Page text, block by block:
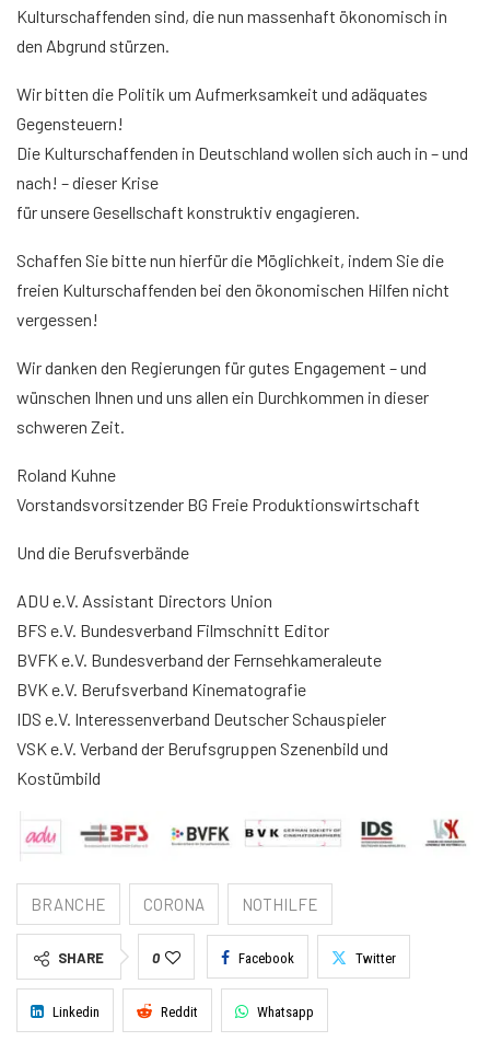
Kulturschaffenden sind, die nun massenhaft ökonomisch in
den Abgrund stürzen.
Wir bitten die Politik um Aufmerksamkeit und adäquates
Gegensteuern!
Die Kulturschaffenden in Deutschland wollen sich auch in – und
nach! – dieser Krise
für unsere Gesellschaft konstruktiv engagieren.
Schaffen Sie bitte nun hierfür die Möglichkeit, indem Sie die
freien Kulturschaffenden bei den ökonomischen Hilfen nicht
vergessen!
Wir danken den Regierungen für gutes Engagement – und
wünschen Ihnen und uns allen ein Durchkommen in dieser
schweren Zeit.
Roland Kuhne
Vorstandsvorsitzender BG Freie Produktionswirtschaft
Und die Berufsverbände
ADU e.V. Assistant Directors Union
BFS e.V. Bundesverband Filmschnitt Editor
BVFK e.V. Bundesverband der Fernsehkameraleute
BVK e.V. Berufsverband Kinematografie
IDS e.V. Interessenverband Deutscher Schauspieler
VSK e.V. Verband der Berufsgruppen Szenenbild und
Kostümbild
BRANCHE CORONA NOTHILFE
SHARE 0 Facebook Twitter
Linkedin Reddit Whatsapp